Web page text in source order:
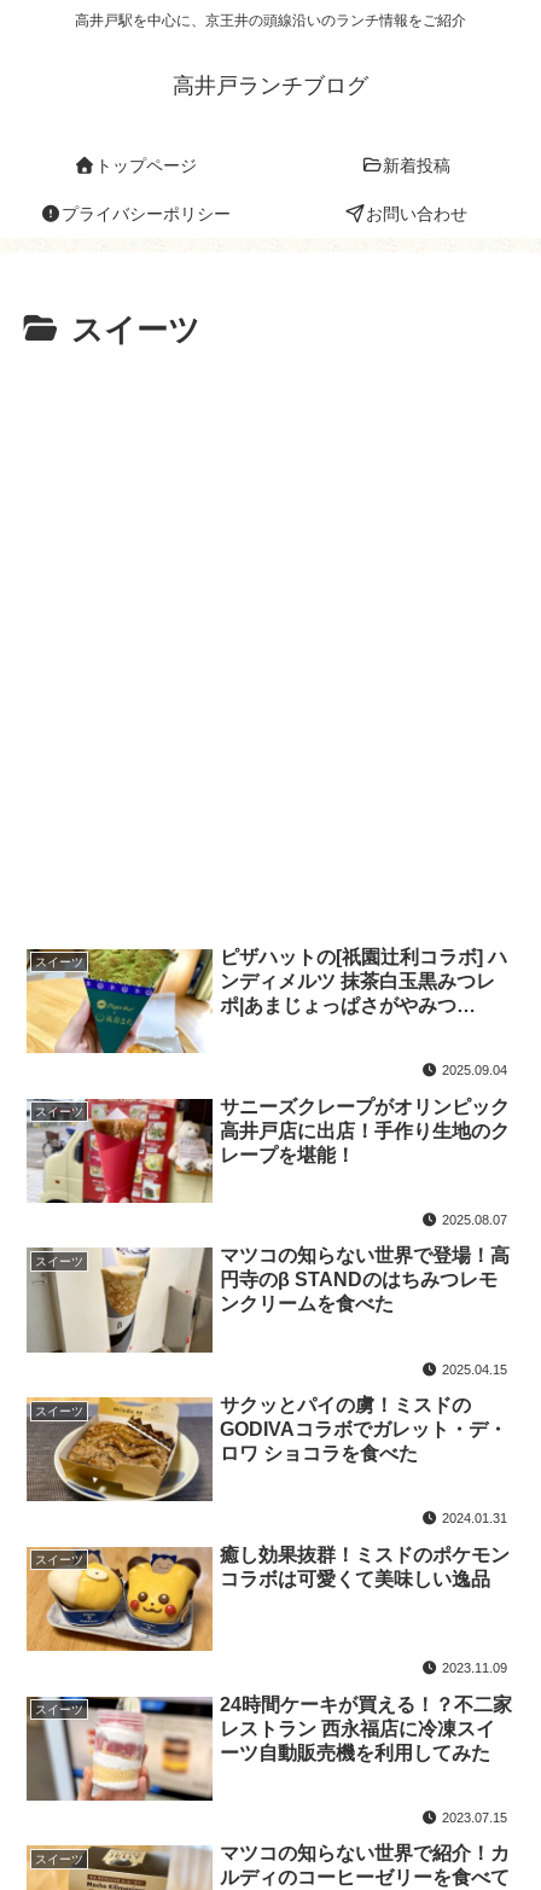
高井戸駅を中心に、京王井の頭線沿いのランチ情報をご紹介
高井戸ランチブログ
トップページ 新着投稿
プライバシーポリシー お問い合わせ
スイーツ
スイーツ
ピザハットの[祇園辻利コラボ] ハ
ンディメルツ 抹茶白玉黒みつレ
ポ|あまじょっぱさがやみつ
2025.09.04
スイーツ
サニーズクレープがオリンピック
高井戸店に出店！手作り生地のク
レープを堪能！
2025.08.07
スイーツ
マツコの知らない世界で登場！高
円寺のβ STANDのはちみつレモ
ンクリームを食べた
2025.04.15
スイーツ
サクッとパイの虜！ミスドの
GODIVAコラボでガレット・デ・
ロワ ショコラを食べた
2024.01.31
スイーツ
癒し効果抜群！ミスドのポケモン
コラボは可愛くて美味しい逸品
2023.11.09
スイーツ
24時間ケーキが買える！？不二家
レストラン 西永福店に冷凍スイ
ーツ自動販売機を利用してみた
2023.07.15
スイーツ
マツコの知らない世界で紹介！カ
ルディのコーヒーゼリーを食べて